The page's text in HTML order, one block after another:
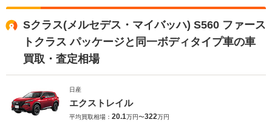
Sクラス(メルセデス・マイバッハ) S560 ファース
トクラス パッケージと同一ボディタイプ車の車
買取・査定相場
日産
エクストレイル
平均買取相場： 20.1万円〜322万円